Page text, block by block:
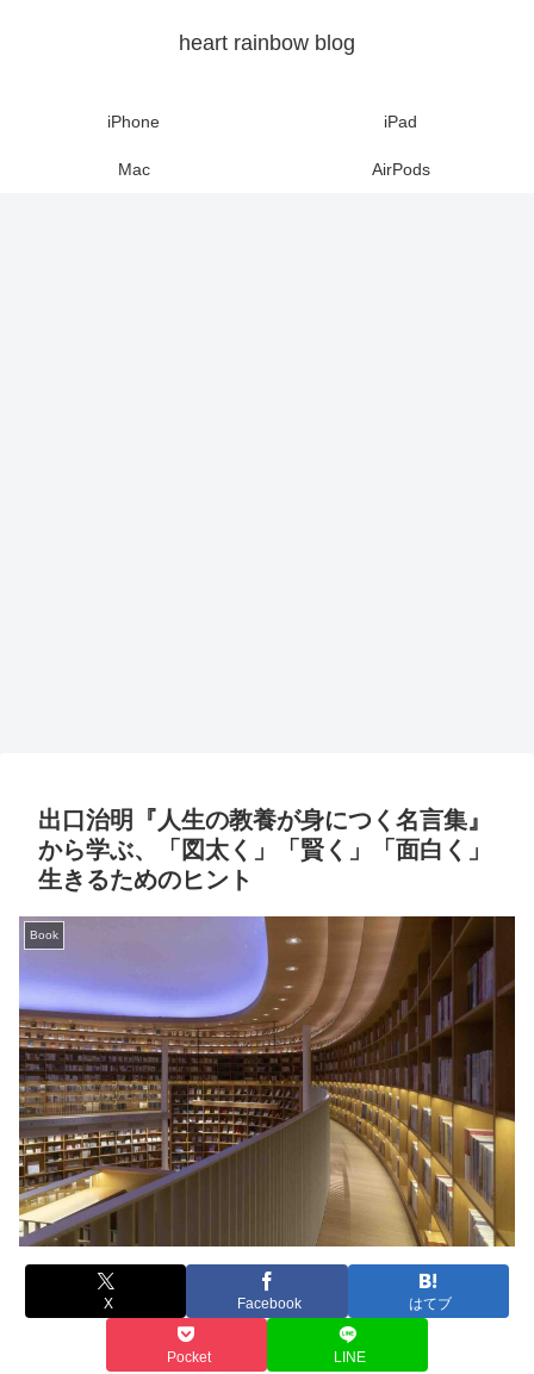
heart rainbow blog
iPhone iPad
Mac AirPods
出口治明『人生の教養が身につく名言集』
から学ぶ、「図太く」「賢く」「面白く」
生きるためのヒント
Book
X Facebook はてブ
Pocket LINE